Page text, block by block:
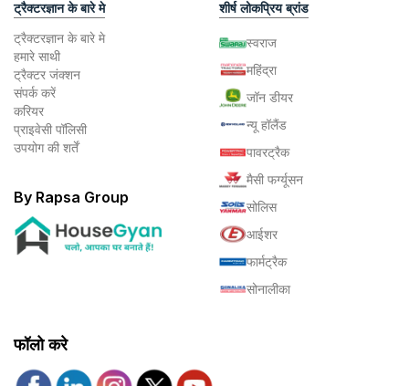
ट्रैक्टरज्ञान के बारे मे
ट्रैक्टरज्ञान के बारे मे
हमारे साथी
ट्रैक्टर जंक्शन
संपर्क करें
करियर
प्राइवेसी पॉलिसी
उपयोग की शर्तें
By Rapsa Group
शीर्ष लोकप्रिय ब्रांड
स्वराज
महिंद्रा
जॉन डीयर
न्यू हॉलैंड
पावरट्रैक
मैसी फर्ग्यूसन
सोलिस
आईशर
फार्मट्रैक
सोनालीका
फॉलो करे